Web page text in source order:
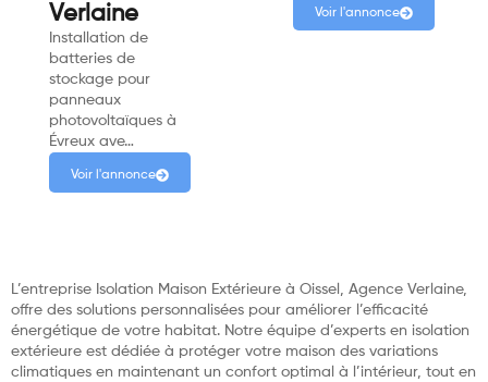
Verlaine
Installation de
batteries de
stockage pour
panneaux
photovoltaïques à
Évreux ave…
Voir l'annonce
Voir l'annonce
L’entreprise Isolation Maison Extérieure à Oissel, Agence Verlaine,
offre des solutions personnalisées pour améliorer l’efficacité
énergétique de votre habitat. Notre équipe d’experts en isolation
extérieure est dédiée à protéger votre maison des variations
climatiques en maintenant un confort optimal à l’intérieur, tout en